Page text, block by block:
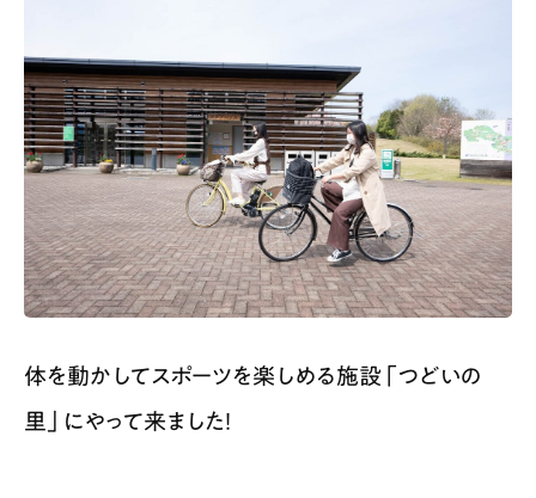
体を動かしてスポーツを楽しめる施設「つどいの
里」にやって来ました！